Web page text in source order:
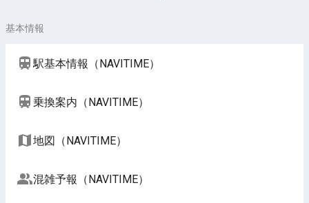
基本情報
駅基本情報（NAVITIME）
乗換案内（NAVITIME）
地図（NAVITIME）
混雑予報（NAVITIME）